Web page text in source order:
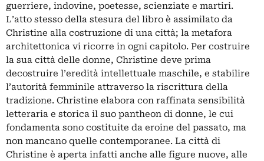
guerriere, indovine, poetesse, scienziate e martiri.
L’atto stesso della stesura del libro è assimilato da
Christine alla costruzione di una città; la metafora
architettonica vi ricorre in ogni capitolo. Per costruire
la sua città delle donne, Christine deve prima
decostruire l’eredità intellettuale maschile, e stabilire
l’autorità femminile attraverso la riscrittura della
tradizione. Christine elabora con raffinata sensibilità
letteraria e storica il suo pantheon di donne, le cui
fondamenta sono costituite da eroine del passato, ma
non mancano quelle contemporanee. La città di
Christine è aperta infatti anche alle figure nuove, alle